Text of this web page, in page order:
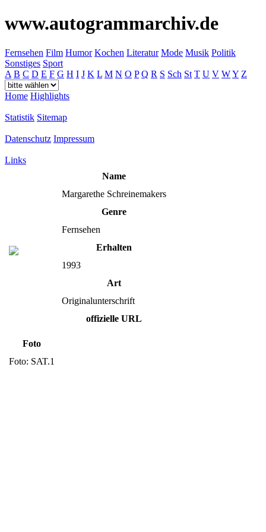
www.autogrammarchiv.de
Fernsehen Film Humor Kochen Literatur Mode Musik Politik
Sonstiges Sport
A B C D E F G H I J K L M N O P Q R S Sch St T U V WY Z
Home Highlights
Statistik Sitemap
Datenschutz Impressum
Links
Name
Margarethe Schreinemakers
Genre
Fernsehen
Erhalten
1993
Art
Originalunterschrift
offizielle URL
Foto
Foto: SAT.1